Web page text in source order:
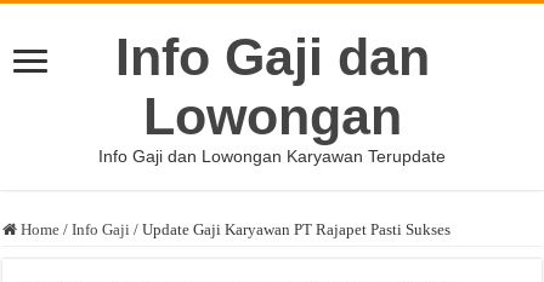
Info Gaji dan
Lowongan
Info Gaji dan Lowongan Karyawan Terupdate
Home / Info Gaji / Update Gaji Karyawan PT Rajapet Pasti Sukses